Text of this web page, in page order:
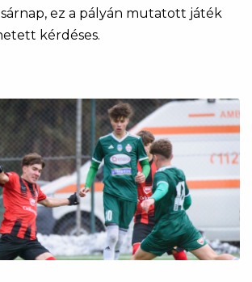
ez a pályán mutatott játék
kérdéses.